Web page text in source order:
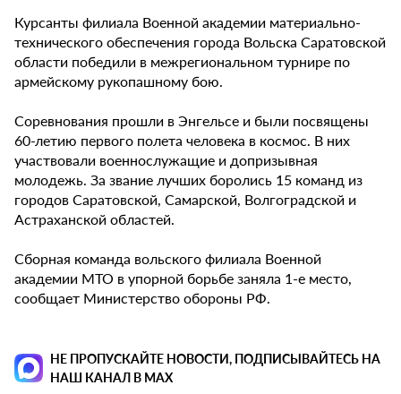
Курсанты филиала Военной академии материально-
технического обеспечения города Вольска Саратовской
области победили в межрегиональном турнире по
армейскому рукопашному бою.
Соревнования прошли в Энгельсе и были посвящены
60-летию первого полета человека в космос. В них
участвовали военнослужащие и допризывная
молодежь. За звание лучших боролись 15 команд из
городов Саратовской, Самарской, Волгоградской и
Астраханской областей.
Сборная команда вольского филиала Военной
академии МТО в упорной борьбе заняла 1-е место,
сообщает Министерство обороны РФ.
НЕ ПРОПУСКАЙТЕ НОВОСТИ, ПОДПИСЫВАЙТЕСЬ НА
НАШ КАНАЛ В MAX